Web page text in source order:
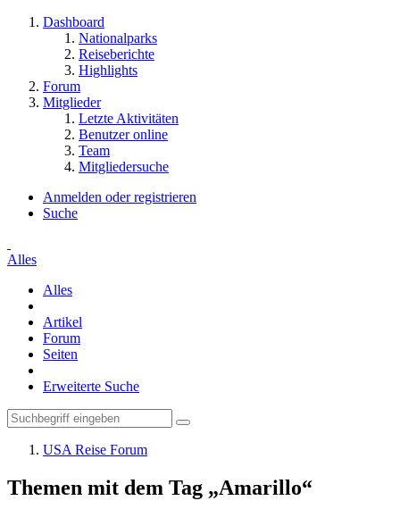
Dashboard
Nationalparks
Reiseberichte
Highlights
Forum
Mitglieder
Letzte Aktivitäten
Benutzer online
Team
Mitgliedersuche
Anmelden oder registrieren
Suche
Alles
Alles
Artikel
Forum
Seiten
Erweiterte Suche
USA Reise Forum
Themen mit dem Tag „Amarillo“